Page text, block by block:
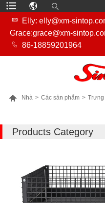

Elly: elly@xm-
Grace:grace@xm-
 86-18859201964
 Nhà > Các sản phẩm >
Products Category